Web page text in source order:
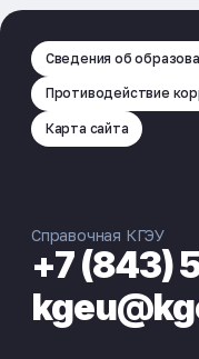
Сведения об
Противодействие
Карта сайта
Справочная КГЭУ
+7 (843)